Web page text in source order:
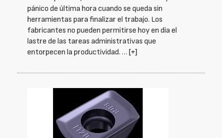
pánico de última hora cuando se queda sin
herramientas para finalizar el trabajo. Los
fabricantes no pueden permitirse hoy en día el
lastre de las tareas administrativas que
entorpecen la productividad. … [+]